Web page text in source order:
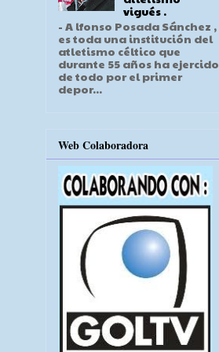
vigués .
- A lfonso Posada Sánchez ,
es toda una institución del
atletismo céltico que
durante 55 años ha ejercido
de todo por el primer
depor...
Web Colaboradora